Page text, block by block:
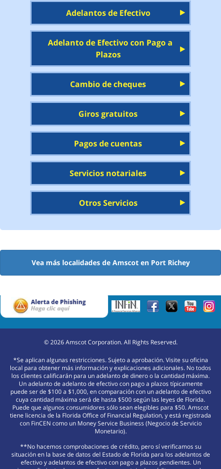
Adelantos de Efectivo
Adelanto de Efectivo con Pago a
Plazos
Cambio de cheques
Giros gratuitos
Pagos de cuentas
Servicios notariales
Otros Servicios
Vea más localidades de Amscot en Port Richey
©2026Amscot Corporation. All Rights Reserved.
*Se aplican algunas restricciones. Sujeto a aprobación. Visite su oficina
local para obtener más información y explicaciones adicionales. No todos
los clientes calificarán para un adelanto de dinero o la cantidad máxima.
Un adelanto de adelanto de efectivo con pago a plazos típicamente
puede ser de $100 a $1,000, en comparación con un adelanto de efectivo
cuya cantidad máxima será de hasta $500 según las leyes de Florida.
Puede que algunos consumidores sólo sean elegibles para $50. Amscot
tiene licencia de la Florida Office of Financial Regulation, y está registrada
con FinCEN como un Money Service Business (Negocio de Servicio
Monetario).
**No hacemos comprobaciones de crédito, pero sí verificamos su
situación en la base de datos del Estado de Florida para los adelantos de
efectivo y adelantos de efectivo con pago a plazos pendientes. Un